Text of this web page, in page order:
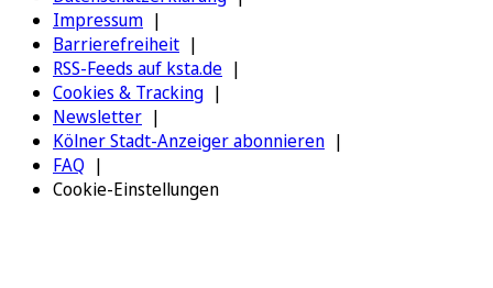
Impressum
Barrierefreiheit
RSS-Feeds auf ksta.de
Cookies & Tracking
Newsletter
Kölner Stadt-Anzeiger abonnieren
FAQ
Cookie-Einstellungen